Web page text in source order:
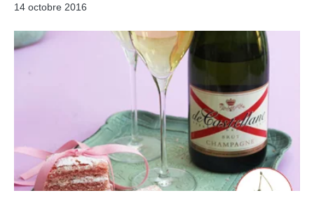
14 octobre 2016